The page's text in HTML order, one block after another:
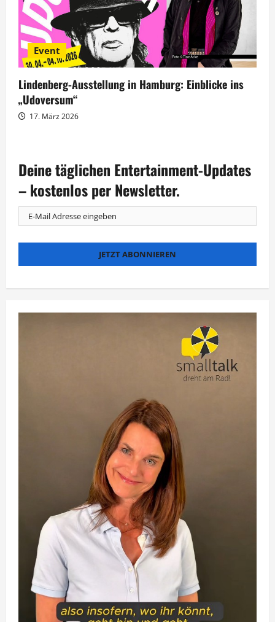
Event
Lindenberg-Ausstellung in Hamburg: Einblicke ins
„Udoversum“
17. März 2026
Deine täglichen Entertainment-Updates
– kostenlos per Newsletter.